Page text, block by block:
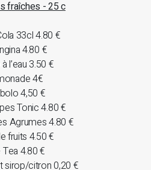
fraîches - 25 c
33cl 4.80 €
4.80 €
l’eau 3.50 €
4€
4,50 €
Tonic 4.80 €
Agrumes 4.80 €
fruits 4.50 €
4.80 €
sirop/citron 0,20 €